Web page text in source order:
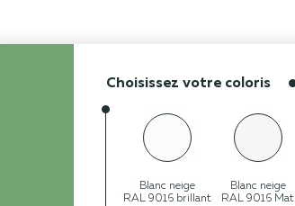
Choisissez votre coloris
Blanc neige
RAL 9016 brillant
Blanc neige
RAL 9016 Mat